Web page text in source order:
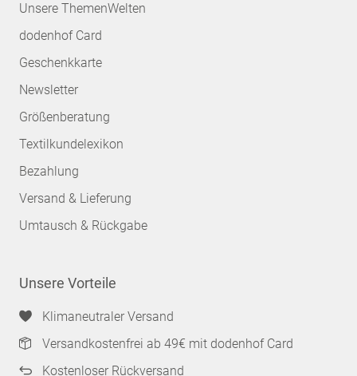
Unsere ThemenWelten
dodenhof Card
Geschenkkarte
Newsletter
Größenberatung
Textilkundelexikon
Bezahlung
Versand & Lieferung
Umtausch & Rückgabe
Unsere Vorteile
Klimaneutraler Versand
Versandkostenfrei ab 49€ mit dodenhof Card
Kostenloser Rückversand